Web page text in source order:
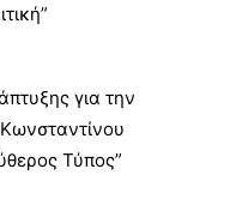
για την
Τύπος”